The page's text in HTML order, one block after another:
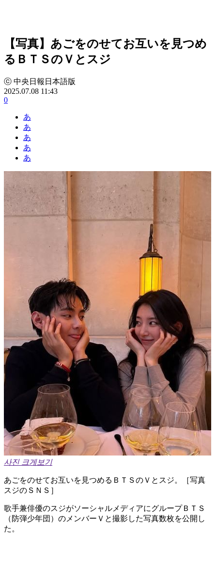
【写真】あごをのせてお互いを見つめ
るＢＴＳのＶとスジ
ⓒ 中央日報日本語版
2025.07.08 11:43
0
あ
あ
あ
あ
あ
사진 크게보기
あごをのせてお互いを見つめるＢＴＳのＶとスジ。［写真
スジのＳＮＳ］ ​
歌手兼俳優のスジがソーシャルメディアにグループＢＴＳ
（防弾少年団）のメンバーＶと撮影した写真数枚を公開し
た。